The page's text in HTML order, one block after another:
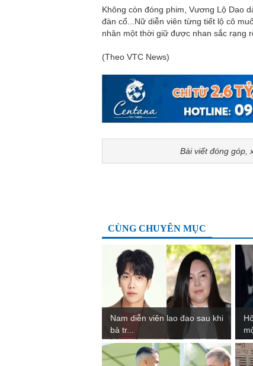
Không còn đóng phim, Vương Lộ Dao
đàn cổ...Nữ diễn viên từng tiết lộ cô
nhân một thời giữ được nhan sắc rạng
(Theo VTC News)
Bài viết đóng góp,
CÙNG CHUYÊN MỤC
Nam diễn viên lao đao sau khi
bà tr...